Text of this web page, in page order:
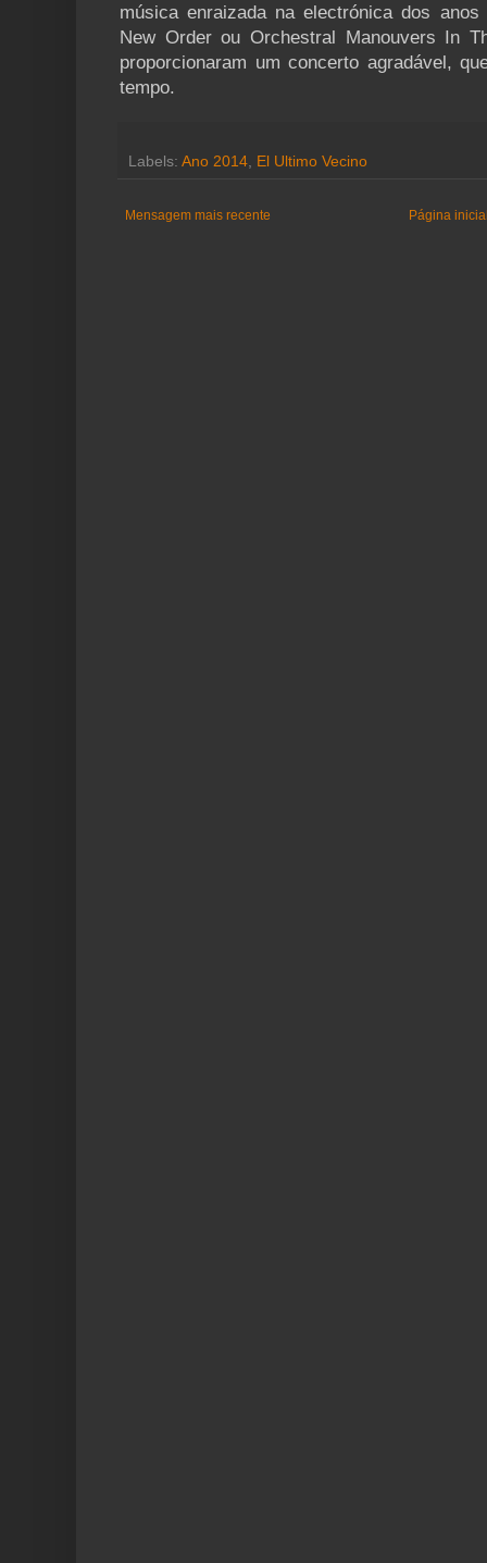
música enraizada na electrónica dos
New Order ou Orchestral Manouvers In
proporcionaram um concerto agradável,
tempo.
Labels: Ano 2014, El Ultimo Vecino
Mensagem mais recente Página